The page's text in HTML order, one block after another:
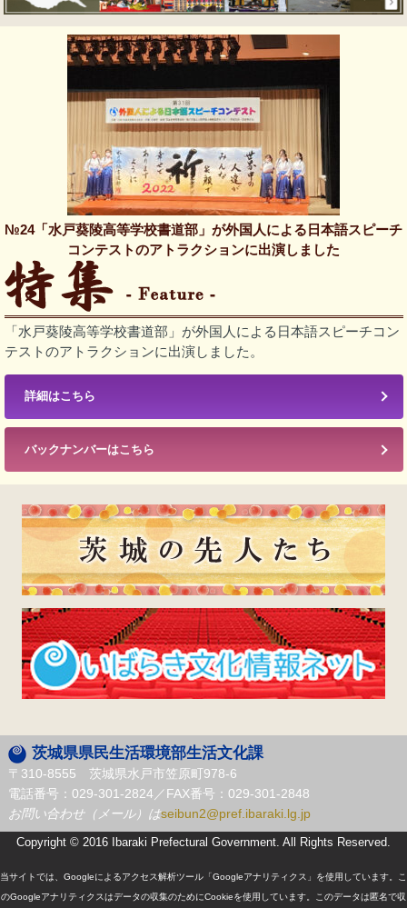
№24「水戸葵陵高等学校書道部」が外国人による日本語スピーチ
コンテストのアトラクションに出演しました
「水戸葵陵高等学校書道部」が外国人による日本語スピーチコン
テストのアトラクションに出演しました。
詳細はこちら
バックナンバーはこちら
茨城県県民生活環境部生活文化課
〒310-8555 茨城県水戸市笠原町978-6
電話番号：029-301-2824／FAX番号：029-301-2848
お問い合わせ（メール）はseibun2@pref.ibaraki.lg.jp
Copyright © 2016 Ibaraki Prefectural Government. All Rights Reserved.
当サイトでは、Googleによるアクセス解析ツール「Googleアナリティクス」を使用しています。こ
のGoogleアナリティクスはデータの収集のためにCookieを使用しています。このデータは匿名で収